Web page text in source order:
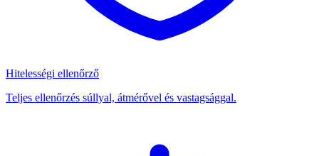
Hitelességi ellenőrző
Teljes ellenőrzés súllyal, átmérővel és vastagsággal.